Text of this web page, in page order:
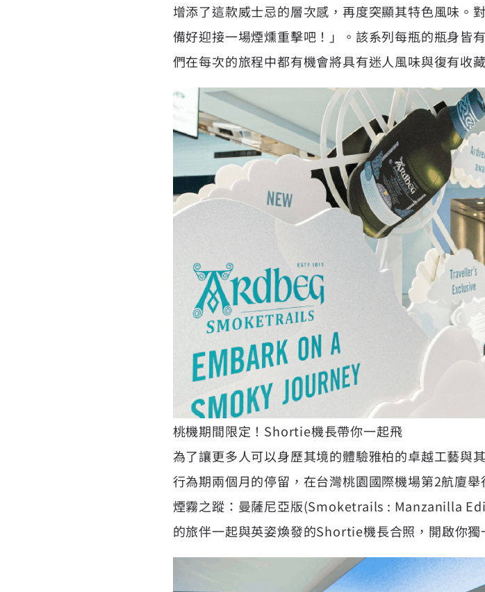
增添了這款威士忌的層次感，再度突顯其特色風味
備好迎接一場煙燻重擊吧！」。該系列每瓶的瓶身皆
們在每次的旅程中都有機會將具有迷人風味與復有收
桃機期間限定！Shortie機長帶你一起飛
為了讓更多人可以身歷其境的體驗雅柏的卓越工藝與
行為期兩個月的停留，在台灣桃園國際機場第2航廈
煙霧之蹤：曼薩尼亞版(Smoketrails : Manzanilla
的旅伴一起與英姿煥發的Shortie機長合照，開啟你獨